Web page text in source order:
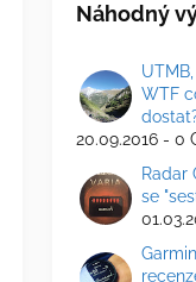
Náhodný
WTF
20.09.2016 - 0
Radar
se